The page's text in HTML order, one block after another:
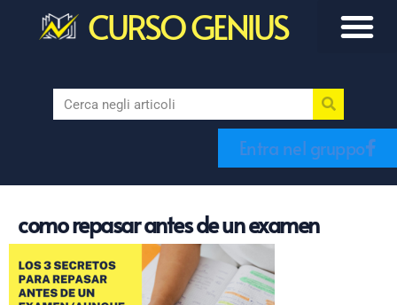
CURSO GENIUS
Entra nel gruppo
como repasar antes de un examen